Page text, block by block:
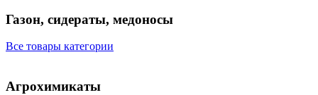
Газон, сидераты, медоносы
Все товары категории
Агрохимикаты